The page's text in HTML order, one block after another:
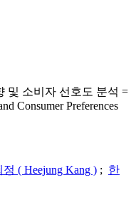
및 소비자 선호도 분석 =
Consumer Preferences
정 ( Heejung Kang ) ; 한